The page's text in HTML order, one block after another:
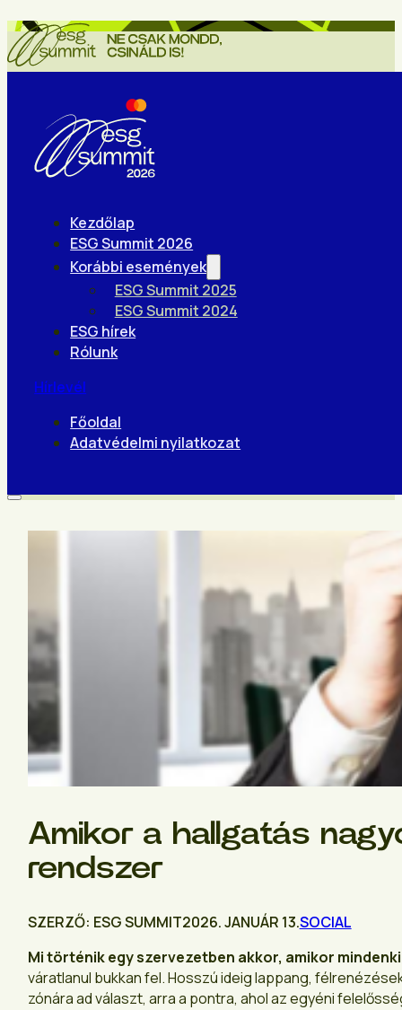
Kezdőlap
ESG Summit 2026
Korábbi események
ESG Summit 2025
ESG Summit 2024
ESG hírek
Rólunk
Hírlevél
Főoldal
Adatvédelmi nyilatkozat
Amikor a hallgatás
rendszer
SZERZŐ: ESG SUMMIT2026. JANUÁR 13.SOCIAL
Mi történik egy szervezetben akkor, amikor
váratlanul bukkan fel. Hosszú ideig lappang,
zónára ad választ, arra a pontra, ahol az egyéni